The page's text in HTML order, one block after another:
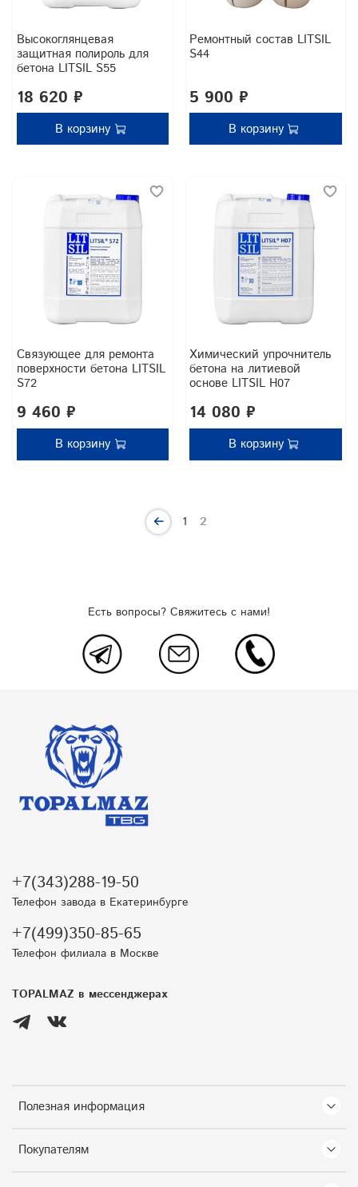
Высокоглянцевая
защитная полироль для
бетона LITSIL S55
18 620 ₽
В корзину
Ремонтный состав LITSIL
S44
5 900 ₽
В корзину
Связующее для ремонта
поверхности бетона LITSIL
S72
9 460 ₽
В корзину
Химический упрочнитель
бетона на литиевой
основе LITSIL H07
14 080 ₽
В корзину
1 2
Есть вопросы? Свяжитесь с нами!
Полезная информация
Покупателям
+7(343)288-19-50
Телефон завода в Екатеринбурге
+7(499)350-85-65
Телефон филиала в Москве
TOPALMAZ в мессенджерах